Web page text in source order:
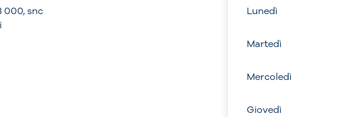
000, snc
Lunedì
Martedì
Mercoledì
Giovedì